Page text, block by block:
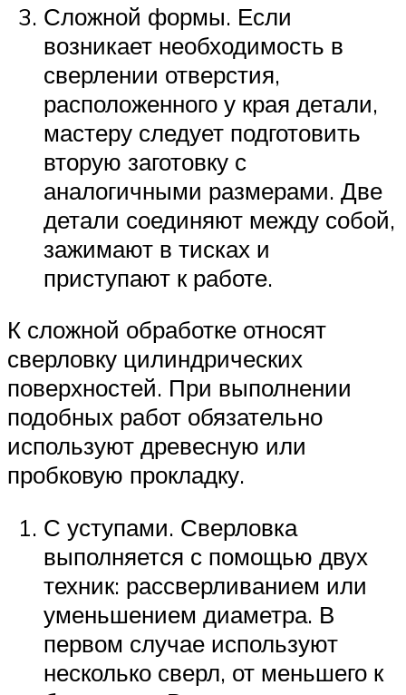
Сложной формы. Если
возникает необходимость в
сверлении отверстия,
расположенного у края детали,
мастеру следует подготовить
вторую заготовку с
аналогичными размерами. Две
детали соединяют между собой,
зажимают в тисках и
приступают к работе.
К сложной обработке относят
сверловку цилиндрических
поверхностей. При выполнении
подобных работ обязательно
используют древесную или
пробковую прокладку.
С уступами. Сверловка
выполняется с помощью двух
техник: рассверливанием или
уменьшением диаметра. В
первом случае используют
несколько сверл, от меньшего к